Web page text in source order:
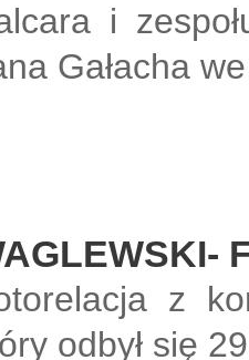
i
Gałacha
z
odbył się